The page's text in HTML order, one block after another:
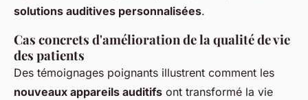
solutions auditives personnalisées.
Cas concrets d'amélioration de la qualité de vie
des patients
Des témoignages poignants illustrent comment les
nouveaux appareils auditifs ont transformé la vie